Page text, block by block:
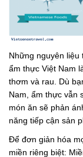
Những nguyên
ẩm thực Việt Nam
thơm và rau. Dù
Nam, ẩm thực vẫn
món ăn sẽ phản
năng tiếp cận sản
Để đơn giản hóa
miền riêng biệt: